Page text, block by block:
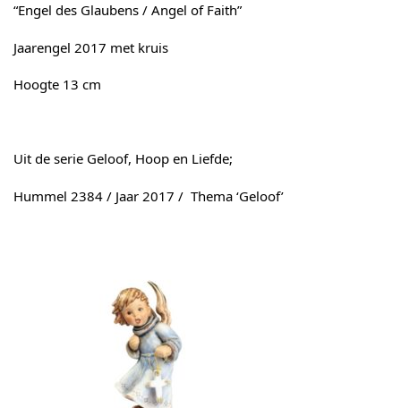
“Engel des Glaubens / Angel of Faith”
Jaarengel 2017 met kruis
Hoogte 13 cm
Uit de serie Geloof, Hoop en Liefde;
Hummel 2384 / Jaar 2017 / Thema ‘Geloof’